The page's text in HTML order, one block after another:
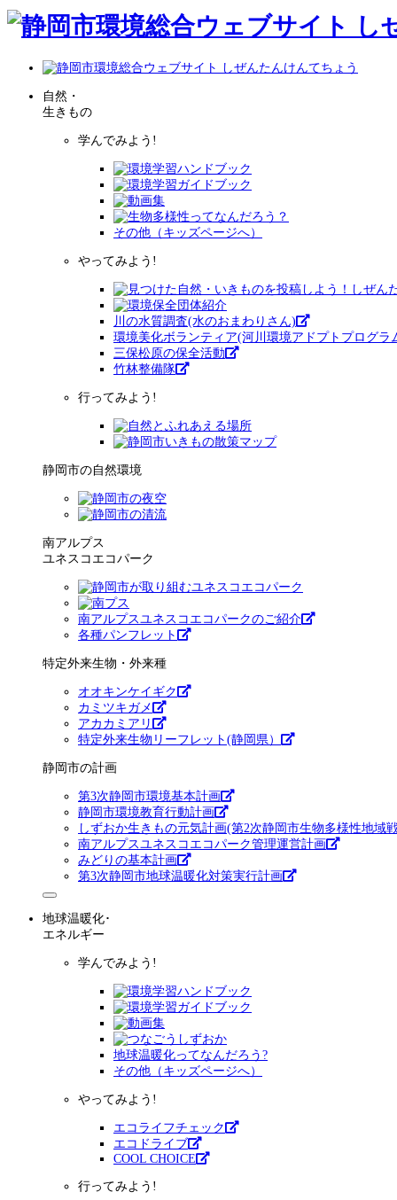
自然・
生きもの
学んでみよう!
その他（キッズページへ）
やってみよう!
川の水質調査(水のおまわりさん)
環境美化ボランティア(河川環境アドプトプログラ
三保松原の保全活動
竹林整備隊
行ってみよう!
静岡市の自然環境
南アルプス
ユネスコエコパーク
南アルプスユネスコエコパークのご紹介
各種パンフレット
特定外来生物・外来種
オオキンケイギク
カミツキガメ
アカカミアリ
特定外来生物リーフレット(静岡県）
静岡市の計画
第3次静岡市環境基本計画
静岡市環境教育行動計画
しずおか生きもの元気計画(第2次静岡市生物多様性地域
南アルプスユネスコエコパーク管理運営計画
みどりの基本計画
第3次静岡市地球温暖化対策実行計画
地球温暖化･
エネルギー
学んでみよう!
地球温暖化ってなんだろう?
その他（キッズページへ）
やってみよう!
エコライフチェック
エコドライブ
COOL CHOICE
行ってみよう!